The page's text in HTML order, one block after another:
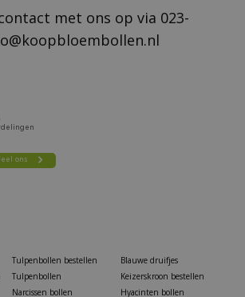
met ons op via 023-
Tulpenbollen bestellen
Tulpenbollen
Narcissen bollen
Blauwe druifjes
Keizerskroon bestellen
Hyacinten bollen